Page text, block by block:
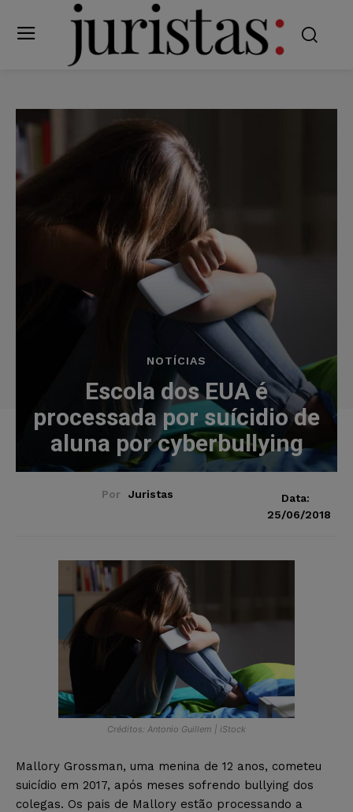
NOTÍCIAS
Escola dos EUA é
processada por suícidio de
aluna por cyberbullying
Por Juristas
Data:
25/06/2018
Créditos: Antonio Guillem | iStock
Mallory Grossman, uma menina de 12 anos, cometeu
suicídio em 2017, após meses sofrendo bullying dos
colegas. Os pais de Mallory estão processando a